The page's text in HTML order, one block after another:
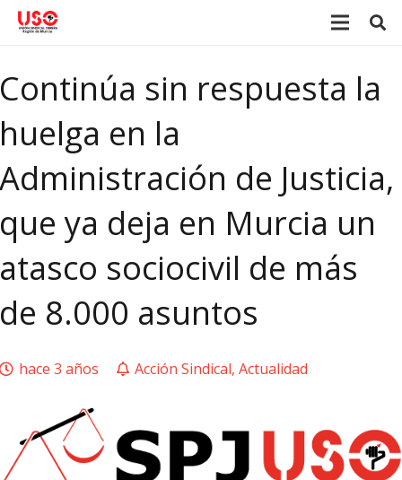
Continúa sin respuesta la
huelga en la
Administración de Justicia,
que ya deja en Murcia un
atasco sociocivil de más
de 8.000 asuntos
hace 3 años Acción Sindical, Actualidad